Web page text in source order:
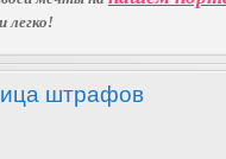
легко!
штрафов